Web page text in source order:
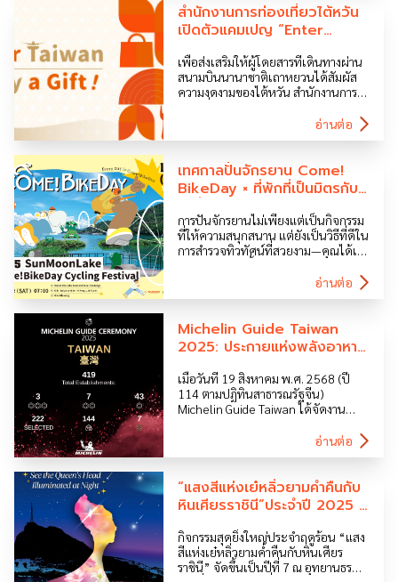
รางวัล นโยบายคุ้มครองข้อมูลส่วน
บุคคล (PDPA) สำนักงาน ฯ ขอแจ้งให้
ท่านผู้เข้าร่วมกิจกรรมทราบว่า เพื่อ
ประโยชน์ในการยืนยันสิทธิ์การเข้าร่วม
กิจกรรมและการรับรางวัล […]
สำนักงานการท่องเที่ยวไต้หวัน
เปิดตัวแคมเปญ “Enter
ชวนผู้โดยสารเปลี่ยนเครื่อง
ระหว่างทางเข้ามาสัมผัสเสน่ห์
ของไต้หวัน
เพื่อส่งเสริมให้ผู้โดยสารที่เดินทางผ่าน
สนามบินนานาชาติเถาหยวนได้สัมผัส
ความงดงามของไต้หวัน สำนักงานการ
Administration – TTA) กระทรวง
คมนาคม จะเปิดตัวแคมเปญ “Enter
พฤศจิกายน 2025 เป็นต้นไป ผู้โดยสาร
ที่ถือหนังสือเดินทางที่ […]
อ่านต่อ
เทศกาลปั่นจักรยาน Come!
BikeDay × ที่พักที่เป็นมิตรกับ
เสริมการท่องเที่ยวเชิงจักรยาน
อย่างยั่งยืน
การปั่นจักรยานไม่เพียงแต่เป็นกิจกรรม
ที่ให้ความสนุกสนาน แต่ยังเป็นวิธีที่ดีใน
การสำรวจทิวทัศน์ที่สวยงาม—คุณได้เข้า
ความนิยมที่เพิ่มขึ้นของการท่องเที่ยว
เชิงจักรยาน, สำนักงานการท่องเที่ยว
Administration) ได้ส่งเสริมโครงการ
ที่พักที่เป็นมิตรกับจักรยาน โดยการร่วม
มือกับที่พักต่างๆ เพื่อให้บริการพิเศษที่
รองรับนักท่องเที่ยวจักรยาน เช่น ที่จอด
จักรยานที่ปลอดภัย, พื้นที่ซ่อมบำรุงและ
ทำความสะอาด, การเช็คเอาท์ช้ากว่า
ปกติ, และทัวร์ปั่นจักรยานนำเที่ยว, เพื่อ
ให้การเดินทางของนักท่องเที่ยวจักรยาน
ทั่วไต้หวันเป็นไปอย่างสะดวกและ
ปลอดภัย. อากาศเย็นสบายในช่วงฤดู
ใบไม้ร่วงทำให้เป็นฤดูกาลที่เหมาะสม
สำหรับการจัดกิจกรรม และหนึ่งใน
กิจกรรมที่มีชื่อเสียงที่สุดคือ เทศกาลปั่น
อ่านต่อ
Michelin Guide Taiwan
2025: ประกายแห่งพลังอาหาร
ฉากวัฒนธรรมอาหารไต้หวัน
และร่วมสัมผัสประสบการณ์การ
เดินทางรูปแบบใหม่
เมื่อวันที่ 19 สิงหาคม พ.ศ. 2568 (ปี
114 ตามปฏิทินสาธารณรัฐจีน)
Michelin Guide Taiwan ได้จัดงาน
ระดับดาวมิชลินขึ้นที่ Grand Hi-Lai
Hotel Taipei โดยมีร้านอาหารที่ได้รับ
ร้านในไทเป […]
อ่านต่อ
“แสงสีแห่งเย๋หลิ่วยามค่ำคืนกับ
หินเศียรราชินี”ประจำปี 2025
และธรรมชาติในฤดูร้อนนี้！
กิจกรรมสุดยิ่งใหญ่ประจำฤดูร้อน “แสง
สีแห่งเย๋หลิ่วยามค่ำคืนกับหินเศียร
ราชินี” จัดขึ้นเป็นปีที่ 7 ณ อุทยานธรณี